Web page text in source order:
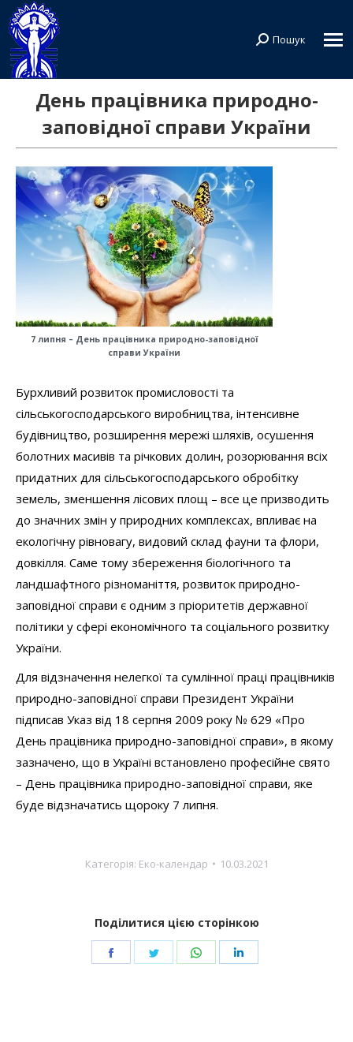
Search:
Пошук
День працівника природно-
заповідної справи України
7 липня – День працівника природно-заповідної
справи України
Бурхливий розвиток промисловості та
сільськогосподарського виробництва, інтенсивне
будівництво, розширення мережі шляхів, осушення
болотних масивів та річкових долин, розорювання всіх
придатних для сільськогосподарського обробітку
земель, зменшення лісових площ – все це призводить
до значних змін у природних комплексах, впливає на
екологічну рівновагу, видовий склад фауни та флори,
довкілля. Саме тому збереження біологічного та
ландшафтного різноманіття, розвиток природно-
заповідної справи є одним з пріоритетів державної
політики у сфері економічного та соціального розвитку
України.
Для відзначення нелегкої та сумлінної праці працівників
природно-заповідної справи Президент України
підписав Указ від 18 серпня 2009 року № 629 «Про
День працівника природно-заповідної справи», в якому
зазначено, що в Україні встановлено професійне свято
– День працівника природно-заповідної справи, яке
буде відзначатись щороку 7 липня.
Категорія: Еко-календар 10.03.2021
Поділитися цією сторінкою
Share
Share
Share